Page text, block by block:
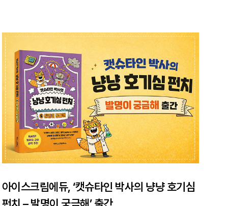
아이스크림에듀, ‘캣슈타인 박사의 냥냥 호기심